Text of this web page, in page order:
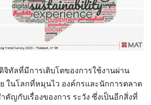
จิทัลที่มีการเติบโตของการใช้งานผ่าน
ในโลกที่หมุนไว องค์กรและนักการตลาด
คัญกับเรื่องของการ ระวัง ซึ่งเป็นอีกสิ่งที่